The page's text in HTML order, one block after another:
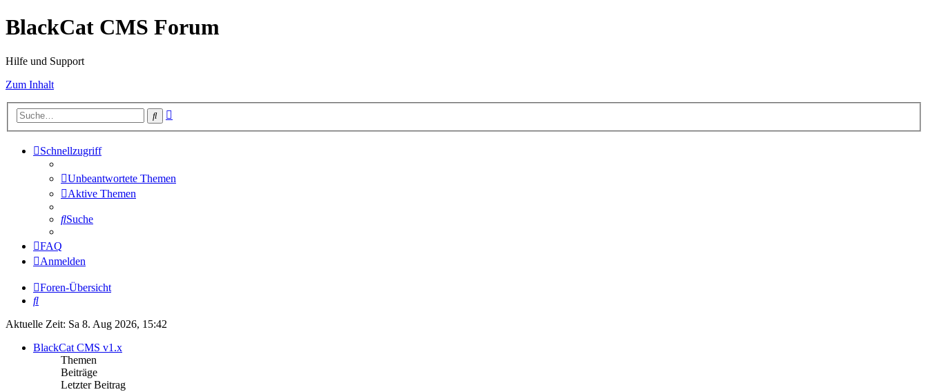
BlackCat CMS Forum
Hilfe und Support
Zum Inhalt
Suche
Schnellzugriff
Unbeantwortete Themen
Aktive Themen
Suche
FAQ
Anmelden
Foren-Übersicht
Suche
Aktuelle Zeit: Sa 8. Aug 2026, 15:42
BlackCat CMS v1.x
Themen
Beiträge
Letzter Beitrag